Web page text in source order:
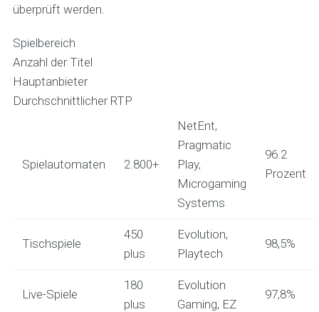
überprüft werden.
Spielbereich
Anzahl der Titel
Hauptanbieter
Durchschnittlicher RTP
Spielautomaten 2.800+
NetEnt,
Pragmatic
Play,
Microgaming
Systems
96.2
Prozent
Tischspiele
450
plus
Evolution,
Playtech
98,5%
Live-Spiele
180
plus
Evolution
Gaming, EZ
97,8%